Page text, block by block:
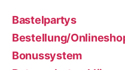
Bastelpartys
Bestellung/
Bonussystem